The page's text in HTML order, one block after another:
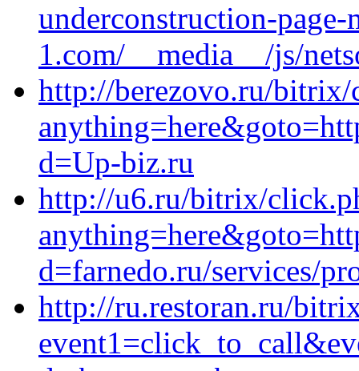
underconstruction-
1.com/__media__/js/
http://berezovo.ru/bitrix/
d=Up-biz.ru
http://u6.ru/bitrix/
d=farnedo.ru/services/
http://ru.restoran.ru/